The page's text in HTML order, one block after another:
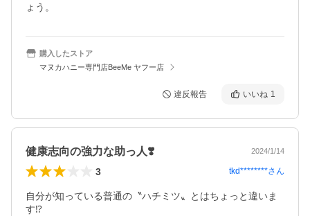
ょう。
購入したストア
マヌカハニー専門店BeeMe ヤフー店
違反報告 いいね 1
健康志向の強力な助っ人❣️ 2024/1/14
3 tkd********さん
自分が知っている普通の〝ハチミツ〟とはちょっと違いま
す⁉️